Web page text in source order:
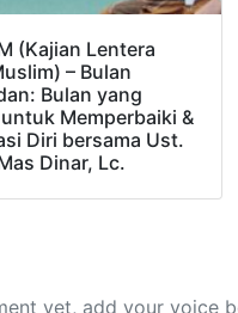
(Kajian Lentera
– Bulan
Bulan yang
Memperbaiki &
Diri bersama Ust.
Dinar, Lc.
yet, add your voice